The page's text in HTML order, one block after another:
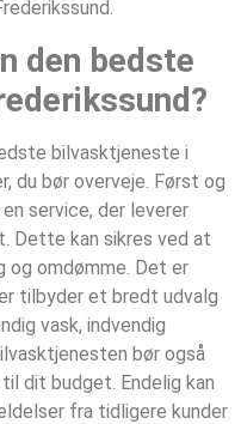
den bedste
bilvasktjeneste i
du bør overveje. Først og
service, der leverer
Dette kan sikres ved at
og omdømme. Det er
tilbyder et bredt udvalg
vask, indvendig
bør også
dit budget. Endelig kan
fra tidligere kunder